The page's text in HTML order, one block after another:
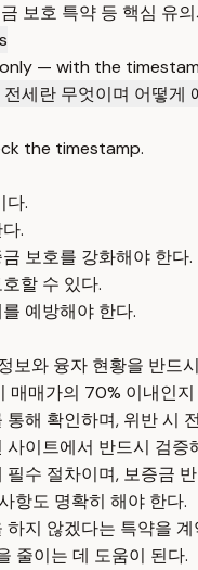
보호 특약 등 핵심 유
— with the
전세란 무엇이며 어떻게
the timestamp.
다.
.
보호를 강화해야 한다.
할 수 있다.
예방해야 한다.
보와 융자 현황을 반드
매매가의 70% 이내인
해 확인하며, 위반 시
이트에서 반드시 검증
수 절차이며, 보증금
항도 명확히 해야 한다.
지 않겠다는 특약을
줄이는 데 도움이 된다.